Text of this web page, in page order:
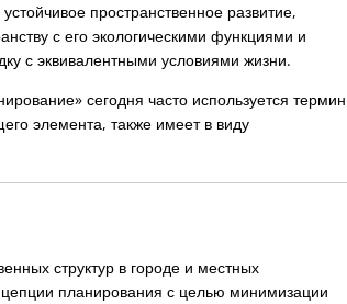
пространственное развитие,
с его экологическими функциями и
с эквивалентными условиями жизни.
сегодня часто используется термин
элемента, также имеет в виду
структур в городе и местных
планирования с целью минимизации